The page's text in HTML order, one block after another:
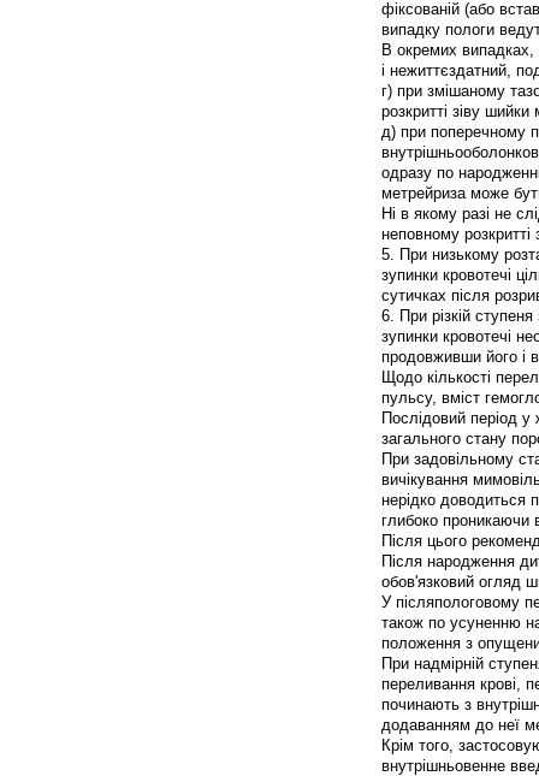
фіксованій (або
випадку пологи
В окремих
і нежиттєздатний,
г) при змішаному
розкритті зіву
д) при поперечному
одразу по
метрейриза може
Ні в якому разі не
неповному
5. При низькому
зупинки кровотечі
сутичках після
6. При різкій
зупинки кровотечі
продовживши його і в
Щодо кількості
пульсу, вміст
Послідовий період
загального стану
При задовільному
вичікування
нерідко доводиться
глибоко проникаючи
Після цього
Після народження
обов'язковий огляд
У післяпологовому
також по усуненню
положення з
При надмірній
переливання крові,
починають з
додаванням до неї
Крім того,
внутрішньовенне